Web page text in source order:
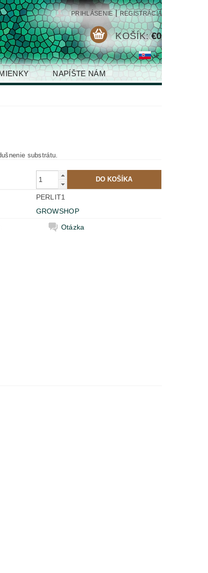
PRIHLÁSENIE | REGISTRÁCIA
KOŠÍK: €0
NAPÍŠTE NÁM
substrátu.
PERLIT1
GROWSHOP
Otázka